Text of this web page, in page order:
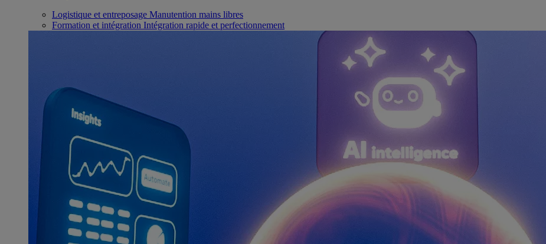
Logistique et entreposage Manutention mains libres
Formation et intégration Intégration rapide et perfectionnement